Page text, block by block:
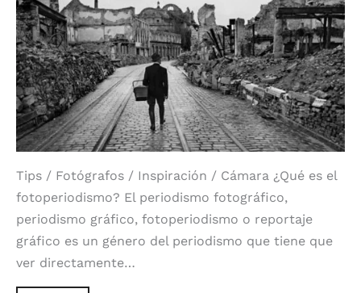
Tips / Fotógrafos / Inspiración / Cámara ¿Qué es el
fotoperiodismo? El periodismo fotográfico,
periodismo gráfico, fotoperiodismo o reportaje
gráfico​ es un género del periodismo que tiene que
ver directamente…